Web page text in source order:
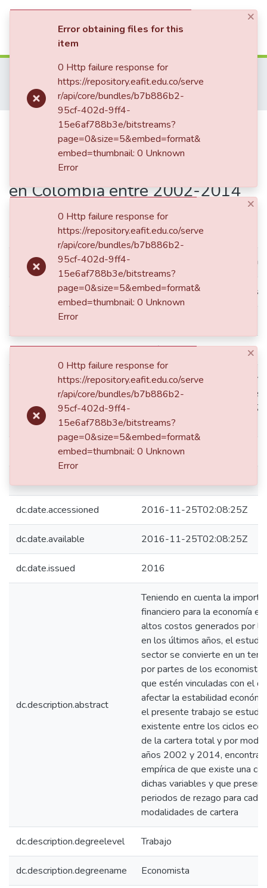
Communities & Collections
All of DSpace
Trabajo de Grado
Economía (trabajo de grado)
Relación entre la calidad de la cartera de los bancos y los ciclos económicos en Colombia entre 2002-2014
Publication:Relación entre la
calidad de la cartera de los
bancos y los ciclos económicos
en Colombia entre 2002-2014
Simple item page
dc.contributor.advisor Hurtado Rendón, Álvaro
dc.contributor.advisor Velásquez Ceballos,
dc.contributor.author
dc.contributor.author Velásquez Olarte, Felipe
dc.coverage.spatial
Medellín de: Lat: 06 15 00 N
Lat: 6.2500 decimal degrees
W degrees minutes Long: -
degrees
dc.creator.email vngpala1@eafit.edu.co
dc.date.accessioned 2016-11-25T02:08:25Z
dc.date.available 2016-11-25T02:08:25Z
dc.date.issued 2016
dc.description.abstract
Teniendo en cuenta la
financiero para la economía
altos costos generados por
en los últimos años, el
sector se convierte en un
por partes de los
que estén vinculadas con el
afectar la estabilidad
el presente trabajo se
existente entre los ciclos
de la cartera total y por
años 2002 y 2014,
empírica de que existe una
dichas variables y que
periodos de rezago para cada
modalidades de cartera
dc.description.degreelevel Trabajo
dc.description.degreename Economista
×
Error obtaining files for this
item
0 Http failure response for
https://repository.eafit.edu.co/serve
r/api/core/bundles/b7b886b2-
95cf-402d-9ff4-
15e6af788b3e/bitstreams?
page=0&size=5&embed=format&
embed=thumbnail: 0 Unknown
Error
×
0 Http failure response for
https://repository.eafit.edu.co/serve
r/api/core/bundles/b7b886b2-
95cf-402d-9ff4-
15e6af788b3e/bitstreams?
page=0&size=5&embed=format&
embed=thumbnail: 0 Unknown
Error
×
0 Http failure response for
https://repository.eafit.edu.co/serve
r/api/core/bundles/b7b886b2-
95cf-402d-9ff4-
15e6af788b3e/bitstreams?
page=0&size=5&embed=format&
embed=thumbnail: 0 Unknown
Error